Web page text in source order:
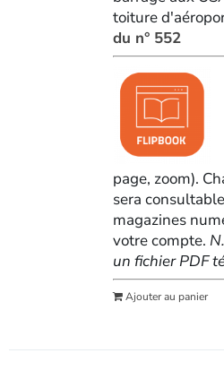
toiture
du n° 552
page, zoom).
sera
magazines
votre compte.
un fichier PDF
Ajouter au panier